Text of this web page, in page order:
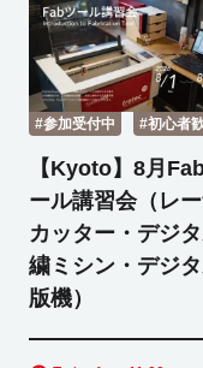
#参加受付中 #初心者
【Kyoto】8月
ール講習会（レ
カッター・デジ
繍ミシン・デジ
版機）